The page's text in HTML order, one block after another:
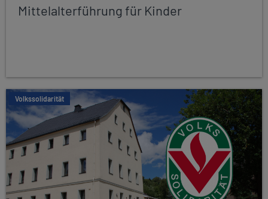
Mittelalterführung für Kinder
Volkssolidarität